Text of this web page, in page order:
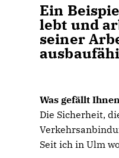
Ein
lebt und
seiner
Was gefällt
Die Sicherheit,
Seit ich in Ulm